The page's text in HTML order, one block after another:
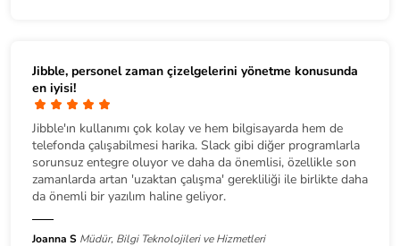
Jibble, personel zaman çizelgelerini yönetme konusunda
en iyisi!
Jibble'ın kullanımı çok kolay ve hem bilgisayarda hem de
telefonda çalışabilmesi harika. Slack gibi diğer programlarla
sorunsuz entegre oluyor ve daha da önemlisi, özellikle son
zamanlarda artan 'uzaktan çalışma' gerekliliği ile birlikte daha
da önemli bir yazılım haline geliyor.
Joanna S Müdür, Bilgi Teknolojileri ve Hizmetleri